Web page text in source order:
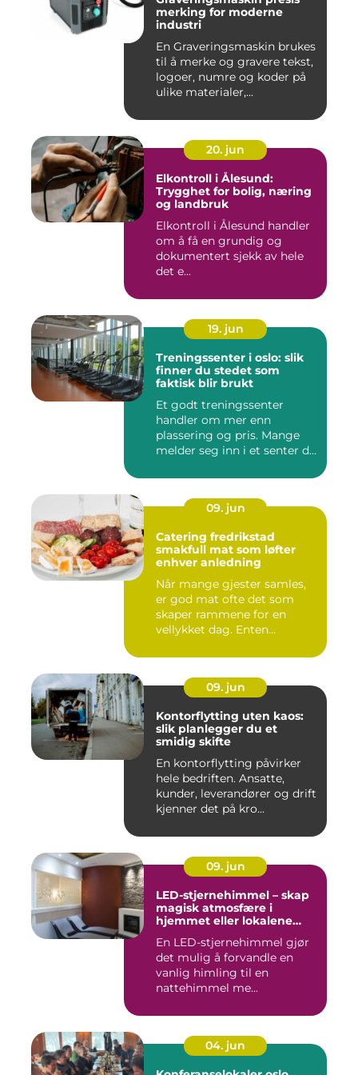
merking for moderne
industri
En Graveringsmaskin brukes
til å merke og gravere tekst,
logoer, numre og koder på
ulike materialer,...
20. jun
Elkontroll i Ålesund:
Trygghet for bolig, næring
og landbruk
Elkontroll i Ålesund handler
om å få en grundig og
dokumentert sjekk av hele
det e...
19. jun
Treningssenter i oslo: slik
finner du stedet som
faktisk blir brukt
Et godt treningssenter
handler om mer enn
plassering og pris. Mange
melder seg inn i et senter de
09. jun
Catering fredrikstad
smakfull mat som løfter
enhver anledning
Når mange gjester samles,
er god mat ofte det som
skaper rammene for en
vellykket dag. Enten
09. jun
Kontorflytting uten kaos:
slik planlegger du et
smidig skifte
En kontorflytting påvirker
hele bedriften. Ansatte,
kunder, leverandører og drift
kjenner det på kro...
09. jun
LED-stjernehimmel – skap
magisk atmosfære i
hjemmet eller lokalene
En LED-stjernehimmel gjør
det mulig å forvandle en
vanlig himling til en
nattehimmel me...
04. jun